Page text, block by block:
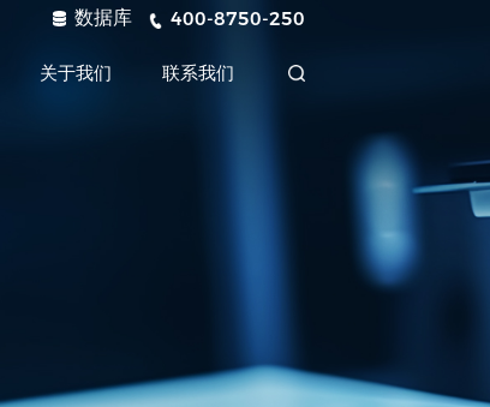
数据库 400-8750-250
关于我们 联系我们